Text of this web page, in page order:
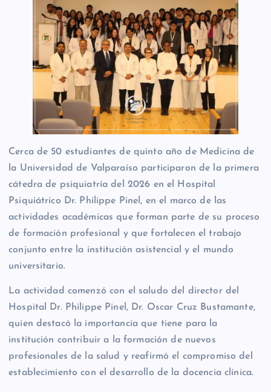
Cerca de 50 estudiantes de quinto año de Medicina de
la Universidad de Valparaíso participaron de la primera
cátedra de psiquiatría del 2026 en el Hospital
Psiquiátrico Dr. Philippe Pinel, en el marco de las
actividades académicas que forman parte de su proceso
de formación profesional y que fortalecen el trabajo
conjunto entre la institución asistencial y el mundo
universitario.
La actividad comenzó con el saludo del director del
Hospital Dr. Philippe Pinel, Dr. Oscar Cruz Bustamante,
quien destacó la importancia que tiene para la
institución contribuir a la formación de nuevos
profesionales de la salud y reafirmó el compromiso del
establecimiento con el desarrollo de la docencia clínica.